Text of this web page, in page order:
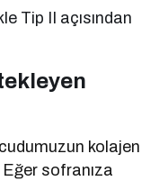
Tip II açısından
kolajen
sofranıza